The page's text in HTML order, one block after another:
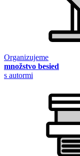
Organizujeme
množstvo besied
s autormi